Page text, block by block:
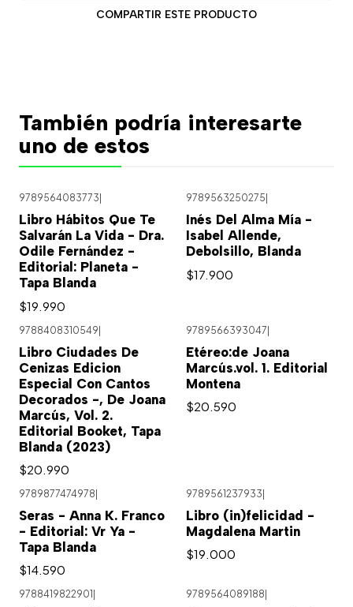
COMPARTIR ESTE PRODUCTO
También podría interesarte
uno de estos
9789564083773
Libro Hábitos Que Te
Salvarán La Vida - Dra.
Odile Fernández -
Editorial: Planeta -
Tapa Blanda
$19.990
9789563250275
Inés Del Alma Mía -
Isabel Allende,
Debolsillo, Blanda
$17.900
9788408310549|
Libro Ciudades De
Cenizas Edicion
Especial Con Cantos
Decorados -, De Joana
Marcús, Vol. 2.
Editorial Booket, Tapa
Blanda (2023)
$20.990
9789566393047|
Etéreo:de Joana
Marcús.vol. 1. Editorial
Montena
$20.590
9789877474978
Seras - Anna K. Franco
- Editorial: Vr Ya -
Tapa Blanda
$14.590
9789561237933
Libro (in)felicidad -
Magdalena Martin
$19.000
9788419822901 9789564089188